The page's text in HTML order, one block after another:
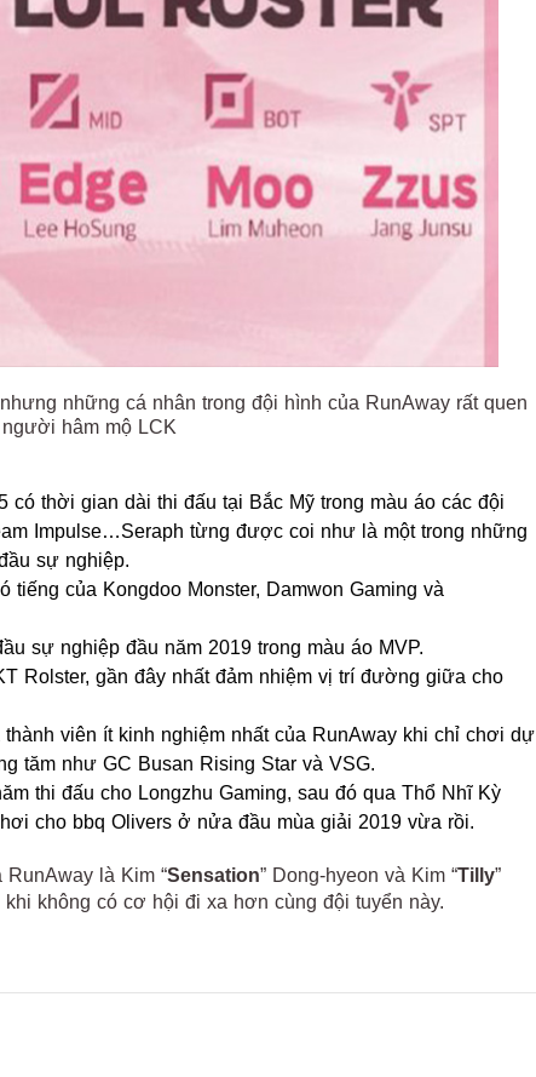
những cá nhân trong đội hình của RunAway rất quen
hâm mộ LCK
có thời gian dài thi đấu tại Bắc Mỹ trong màu áo các đội
Impulse…Seraph từng được coi như là một trong những
sự nghiệp.
tiếng của Kongdoo Monster, Damwon Gaming và
sự nghiệp đầu năm 2019 trong màu áo MVP.
Rolster, gần đây nhất đảm nhiệm vị trí đường giữa cho
thành viên ít kinh nghiệm nhất của RunAway khi chỉ chơi dự
tăm như GC Busan Rising Star và VSG.
thi đấu cho Longzhu Gaming, sau đó qua Thổ Nhĩ Kỳ
cho bbq Olivers ở nửa đầu mùa giải 2019 vừa rồi.
là Kim “Sensation” Dong-hyeon và Kim “Tilly”
không có cơ hội đi xa hơn cùng đội tuyển này.